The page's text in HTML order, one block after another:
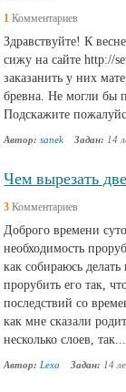
1 Комментариев
Здравствуйте! К
сижу на сайте http://
заказанить у них
бревна. Не могли бы
Подскажите
Автор: sanek Задан: 14
Чем вырезать
3 Комментариев
Доброго времени
необходимость
как собираюсь
прорубить его так,
последствий со
как мне сказали
несколько слоев, так...
Автор: Lexa Задан: 14